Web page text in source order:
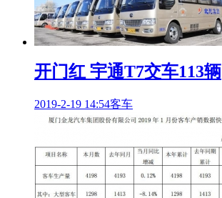
开门红 宇通T7交车113辆
2019-2-19 14:54客车